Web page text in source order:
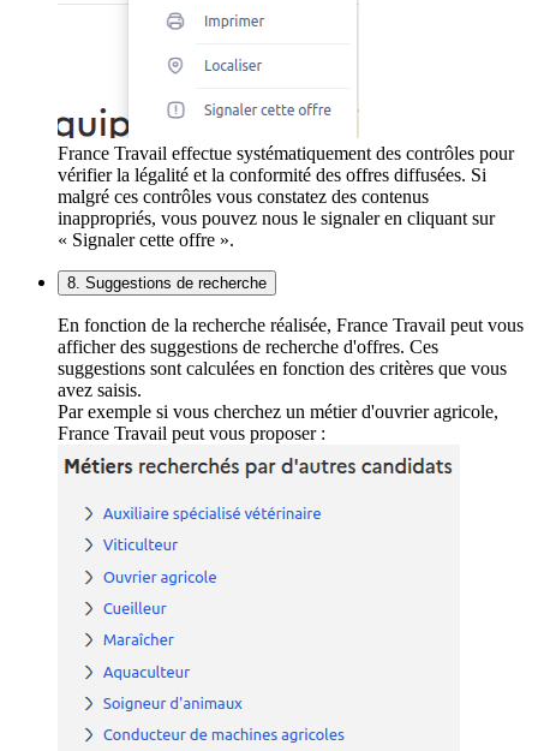
France Travail effectue systématiquement des contrôles pour
vérifier la légalité et la conformité des offres diffusées. Si
malgré ces contrôles vous constatez des contenus
inappropriés, vous pouvez nous le signaler en cliquant sur
« Signaler cette offre ».
8. Suggestions de recherche
En fonction de la recherche réalisée, France Travail peut vous
afficher des suggestions de recherche d'offres. Ces
suggestions sont calculées en fonction des critères que vous
avez saisis.
Par exemple si vous cherchez un métier d'ouvrier agricole,
France Travail peut vous proposer :